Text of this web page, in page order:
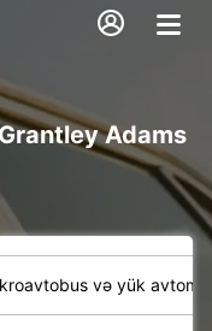
Adams
və yük